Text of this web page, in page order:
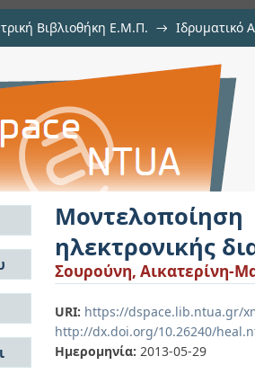
Βιβλιοθήκη Ε.Μ.Π. → Ιδρυματικό
και διαχείριση
ηλεκτρονικής
Σουρούνη, Αικατερίνη-
URI: https://dspace.lib.ntua.gr/
http://dx.doi.org/10.26240/
Ημερομηνία: 2013-05-29